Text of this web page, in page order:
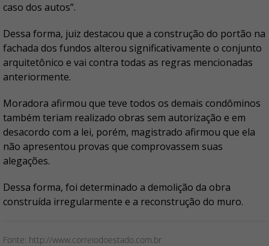
caso dos autos”.
Dessa forma, juiz destacou que a construção do portão na
fachada dos fundos alterou significativamente o conjunto
arquitetônico e vai contra todas as regras mencionadas
anteriormente.
Moradora afirmou que teve todos os demais condôminos
também teriam realizado obras sem autorização e em
desacordo com a lei, porém, magistrado afirmou que ela
não apresentou provas que comprovassem suas
alegações.
Dessa forma, foi determinado a demolição da obra
construída irregularmente e a reconstrução do muro.
Fonte: http://www.correiodoestado.com.br